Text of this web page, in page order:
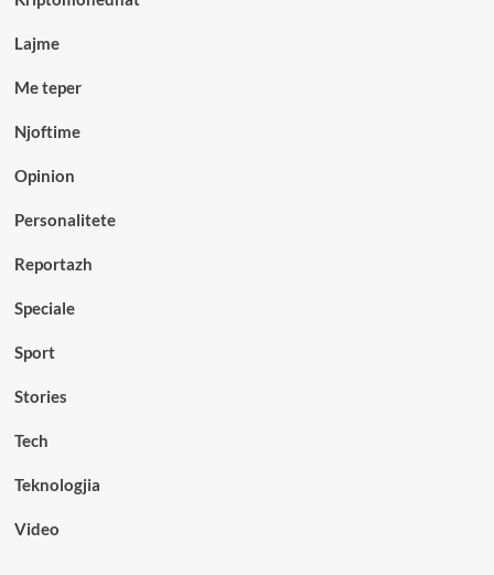
Lajme
Me teper
Njoftime
Opinion
Personalitete
Reportazh
Speciale
Sport
Stories
Tech
Teknologjia
Video